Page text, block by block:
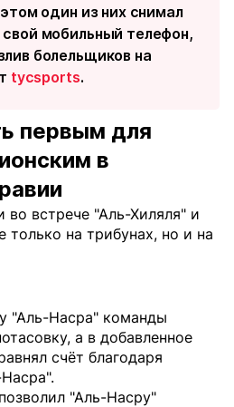
один из них снимал
мобильный телефон,
болельщиков на
tycsports.
первым для
в
во встрече "Аль-Хиляля" и
только на трибунах, но и на
"Аль-Насра" команды
а в добавленное
счёт благодаря
"Аль-Насру"